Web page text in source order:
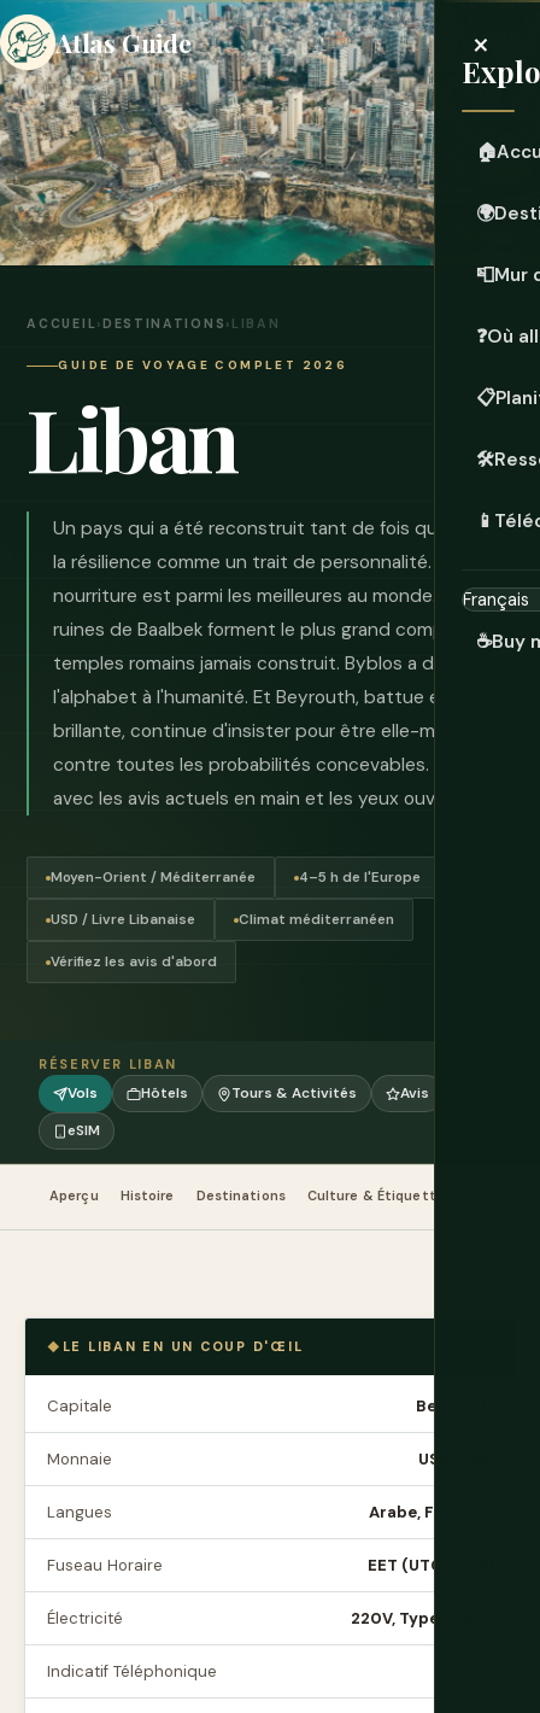
Atlas Guide ×
🏠
🌍
📮Mur
❓Où
📋
🛠️
📱
☕Buy
ACCUEIL›DESTINATIONS › LIBAN
GUIDE DE VOYAGE COMPLET 2026
Liban
Un pays qui a été reconstruit tant de fois qu'il traite
la résilience comme un trait de personnalité. La
nourriture est parmi les meilleures au monde. Les
ruines de Baalbek forment le plus grand complexe de
temples romains jamais construit. Byblos a donné
l'alphabet à l'humanité. Et Beyrouth, battue et
brillante, continue d'insister pour être elle-même
contre toutes les probabilités concevables. Venez
avec les avis actuels en main et les yeux ouverts.
Moyen-Orient / Méditerranée 4–5 h de l'Europe
USD / Livre Libanaise Climat méditerranéen
Vérifiez les avis d'abord
RÉSERVER LIBAN
Vols Hôtels Tours & Activités
Avis
eSIM
Aperçu Histoire Destinations Culture & Étiquette
LE LIBAN EN UN COUP D'ŒIL
Capitale Beyrouth
Monnaie USD / LBP
Langues Arabe, Français
Fuseau Horaire EET (UTC+2/+3)
Électricité 220V, Type C/D/G
Indicatif Téléphonique